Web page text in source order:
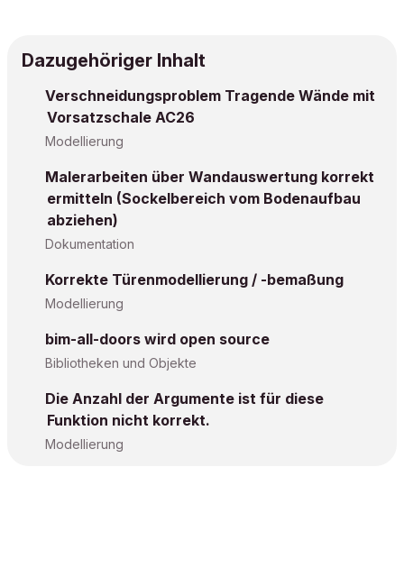
Dazugehöriger Inhalt
Verschneidungsproblem Tragende Wände mit
Vorsatzschale AC26
Modellierung
Malerarbeiten über Wandauswertung korrekt
ermitteln (Sockelbereich vom Bodenaufbau
abziehen)
Dokumentation
Korrekte Türenmodellierung / -bemaßung
Modellierung
bim-all-doors wird open source
Bibliotheken und Objekte
Die Anzahl der Argumente ist für diese
Funktion nicht korrekt.
Modellierung